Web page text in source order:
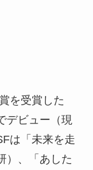
を受賞した
デビュー（現
は「未来を走
）、「あした